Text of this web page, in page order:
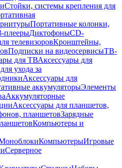
Стойки, системы крепления для
Портативные колонки,
плеерыДиктофоныCD-
телевизоровКронштейны,
Подписки на видеосервисыТВ-
для ТВАксессуары для
ухода за
Аксессуары для
аккумуляторыЭлементы
Аккумуляторные
Аксессуары для планшетов,
планшетовЗарядные
Компьютеры и
КомпьютерыИгровые
Серверное